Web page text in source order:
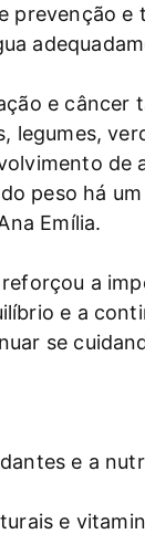
prevenção e
e
legumes,
de
peso há
Emília.
a
e a
se
e a
e